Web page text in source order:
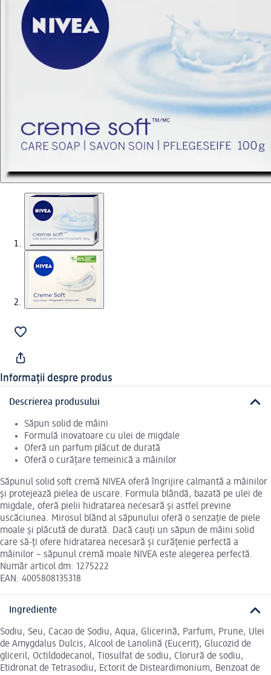
Informații despre produs
Descrierea produsului
Săpun solid de mâini
Formulă inovatoare cu ulei de migdale
Oferă un parfum plăcut de durată
Oferă o curățare temeinică a mâinilor
Săpunul solid soft cremă NIVEA oferă îngrijire calmantă a mâinilor
și protejează pielea de uscare. Formula blândă, bazată pe ulei de
migdale, oferă pielii hidratarea necesară și astfel previne
uscăciunea. Mirosul blând al săpunului oferă o senzație de piele
moale și plăcută de durată. Dacă cauți un săpun de mâini solid
care să-ți ofere hidratarea necesară și curățenie perfectă a
mâinilor – săpunul cremă moale NIVEA este alegerea perfectă.
Număr articol dm: 1275222
EAN: 4005808135318
Ingrediente
Sodiu, Seu, Cacao de Sodiu, Aqua, Glicerină, Parfum, Prune, Ulei
de Amygdalus Dulcis, Alcool de Lanolină (Eucerit), Glucozid de
gliceril, Octildodecanol, Tiosulfat de sodiu, Clorură de sodiu,
Etidronat de Tetrasodiu, Ectorit de Disteardimonium, Benzoat de